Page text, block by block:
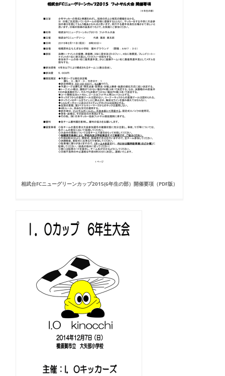
相武台FCニューグリーンカップ2015(6年生の部）開催要項（PDF版）